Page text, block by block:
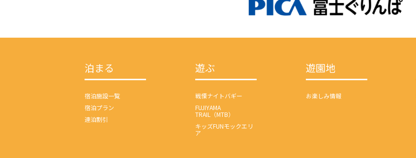
泊まる
宿泊施設一覧
宿泊プラン
連泊割引
遊ぶ
戦慄ナイトバギー
FUJIYAMA
TRAIL（MTB）
キッズFUNモックエリ
ア
遊園地
お楽しみ情報